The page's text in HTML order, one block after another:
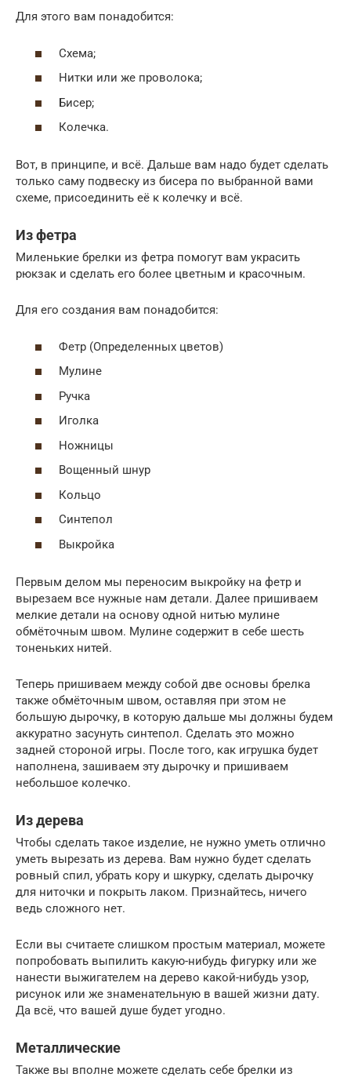
Для этого вам понадобится:
Схема;
Нитки или же проволока;
Бисер;
Колечка.
Вот, в принципе, и всё. Дальше вам надо будет сделать
только саму подвеску из бисера по выбранной вами
схеме, присоединить её к колечку и всё.
Из фетра
Миленькие брелки из фетра помогут вам украсить
рюкзак и сделать его более цветным и красочным.
Для его создания вам понадобится:
Фетр (Определенных цветов)
Мулине
Ручка
Иголка
Ножницы
Вощенный шнур
Кольцо
Синтепол
Выкройка
Первым делом мы переносим выкройку на фетр и
вырезаем все нужные нам детали. Далее пришиваем
мелкие детали на основу одной нитью мулине
обмёточным швом. Мулине содержит в себе шесть
тоненьких нитей.
Теперь пришиваем между собой две основы брелка
также обмёточным швом, оставляя при этом не
большую дырочку, в которую дальше мы должны будем
аккуратно засунуть синтепол. Сделать это можно
задней стороной игры. После того, как игрушка будет
наполнена, зашиваем эту дырочку и пришиваем
небольшое колечко.
Из дерева
Чтобы сделать такое изделие, не нужно уметь отлично
уметь вырезать из дерева. Вам нужно будет сделать
ровный спил, убрать кору и шкурку, сделать дырочку
для ниточки и покрыть лаком. Признайтесь, ничего
ведь сложного нет.
Если вы считаете слишком простым материал, можете
попробовать выпилить какую-нибудь фигурку или же
нанести выжигателем на дерево какой-нибудь узор,
рисунок или же знаменательную в вашей жизни дату.
Да всё, что вашей душе будет угодно.
Металлические
Также вы вполне можете сделать себе брелки из